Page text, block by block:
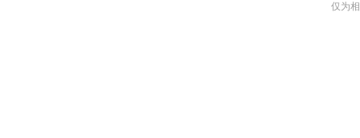
仅为